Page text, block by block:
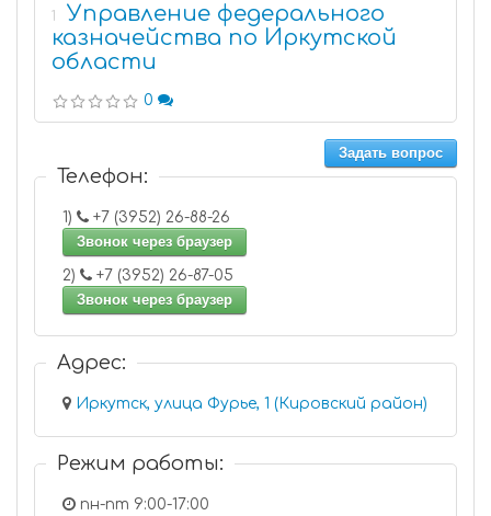
1
Управление федерального
казначейства по Иркутской
области
0
Задать вопрос
Телефон:
1)
+7 (3952) 26-88-26
Звонок через браузер
2)
+7 (3952) 26-87-05
Звонок через браузер
Адрес:
Иркутск, улица Фурье, 1 (Кировский район)
Режим работы:
пн-пт 9:00-17:00